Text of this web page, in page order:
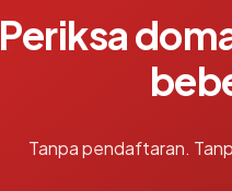
Periksa
Tanpa pendaftaran.